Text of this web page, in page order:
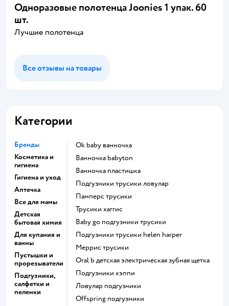
Одноразовые полотенца Joonies 1 упак. 60
шт.
Лучшие полотенца
Все отзывы на товары
Категории
Бренды
Косметика и
гигиена
Гигиена и уход
Аптечка
Все для мамы
Детская
бытовая химия
Для купания и
ванны
Пустышки и
прорезыватели
Подгузники,
салфетки и
пеленки
ok baby ванночка
ванночка babyton
ванночка пластишка
подгузники трусики ловулар
памперс трусики
трусики хаггис
baby go подгузники трусики
подгузники трусики helen harper
меррис трусики
oral b детская электрическая зубная щетка
подгузники хэппи
ловулар подгузники
offspring подгузники